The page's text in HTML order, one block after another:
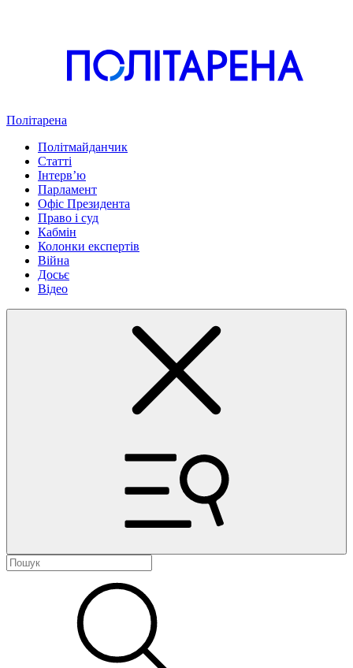
Політарена
Політмайданчик
Статті
Інтервʼю
Парламент
Офіс Президента
Право і суд
Кабмін
Колонки експертів
Війна
Досьє
Відео